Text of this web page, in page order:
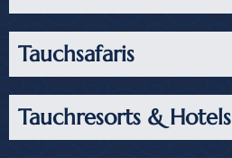
Tauchsafaris
Tauchresorts & Hotels